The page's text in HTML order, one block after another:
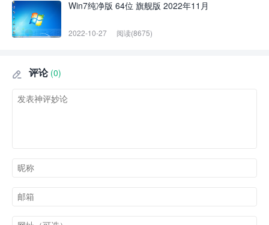
Win7纯净版 64位 旗舰版 2022年11月
2022-10-27 阅读(8675)
 评论 (0)